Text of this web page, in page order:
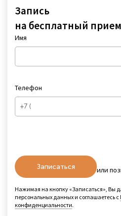
Запись
на бесплатный прием
Имя
Телефон
Записаться или
Нажимая на кнопку «Записаться», Вы
персональных данных и соглашаетесь с
конфиденциальности.